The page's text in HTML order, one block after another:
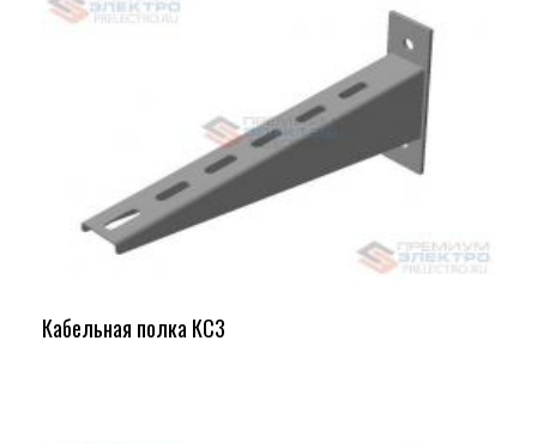
Кабельная полка КС3